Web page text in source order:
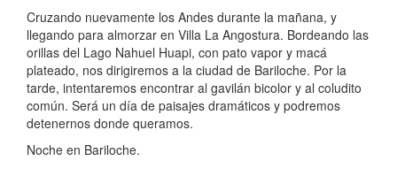
Cruzando nuevamente los Andes durante la mañana, y
llegando para almorzar en Villa La Angostura. Bordeando las
orillas del Lago Nahuel Huapi, con pato vapor y macá
plateado, nos dirigiremos a la ciudad de Bariloche. Por la
tarde, intentaremos encontrar al gavilán bicolor y al coludito
común. Será un día de paisajes dramáticos y podremos
detenernos donde queramos.
Noche en Bariloche.